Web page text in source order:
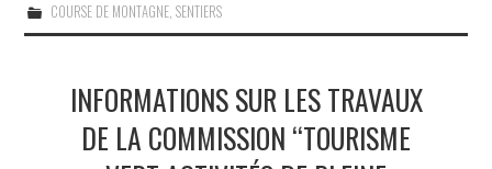
COURSE DE MONTAGNE, SENTIERS
INFORMATIONS SUR LES TRAVAUX
DE LA COMMISSION “TOURISME